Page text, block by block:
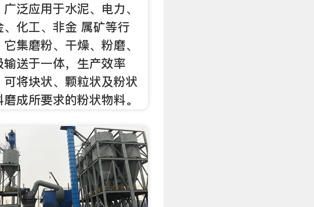
泛应用于水泥、电力、
、化工、非金 属矿等行
集磨粉、干燥、粉磨、
输送于一体，生产效率
可将块状、颗粒状及粉状
成所要求的粉状物料。